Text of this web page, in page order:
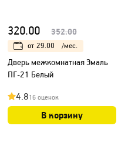
320.00 352.00
от 29.00 /мес.
Дверь межкомнатная Эмаль
ПГ-21 Белый
4.816 оценок
В корзину